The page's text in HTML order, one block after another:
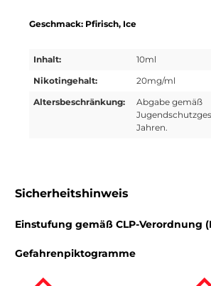
Geschmack: Pfirisch, Ice
Inhalt:
10ml
Nikotingehalt:
20mg/ml
Altersbeschränkung:
Abgabe gemäß
Jahren.
Sicherheitshinweis
Einstufung gemäß CLP-Verordnung
Gefahrenpiktogramme